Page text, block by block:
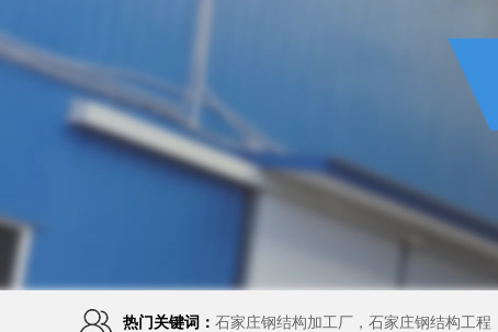
热门关键词： 石家庄钢结构加工厂，石家庄钢结构工程